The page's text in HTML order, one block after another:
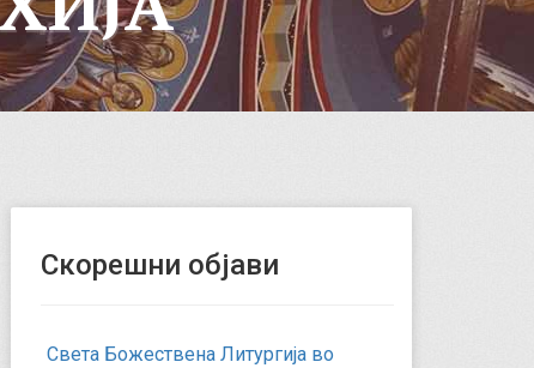
Скорешни објави
Света Божествена Литургија во